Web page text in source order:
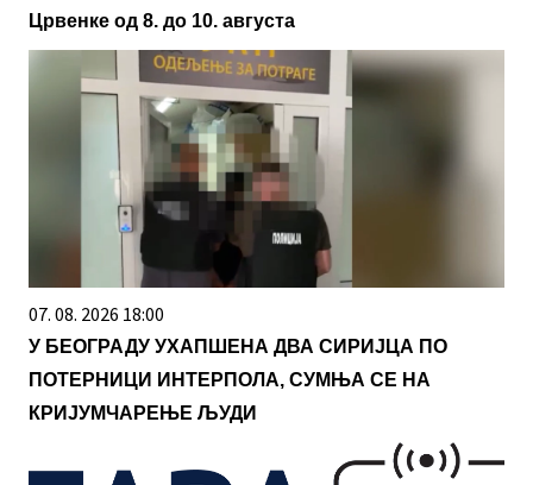
Црвенке од 8. до 10. августа
07. 08. 2026 18:00
У БЕОГРАДУ УХАПШЕНА ДВА СИРИЈЦА ПО
ПОТЕРНИЦИ ИНТЕРПОЛА, СУМЊА СЕ НА
КРИЈУМЧАРЕЊЕ ЉУДИ